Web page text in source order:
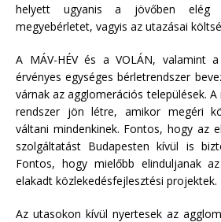
helyett ugyanis a jövőben elég
megyebérletet, vagyis az utazásai
A MÁV-HÉV és a VOLÁN, valamint
érvényes egységes bérletrendszer
várnak az agglomerációs települések.
rendszer jön létre, amikor megéri
váltani mindenkinek. Fontos, hogy az
szolgáltatást Budapesten kívül is
Fontos, hogy mielőbb elinduljanak
elakadt közlekedésfejlesztési projektek.
Az utasokon kívül nyertesek az